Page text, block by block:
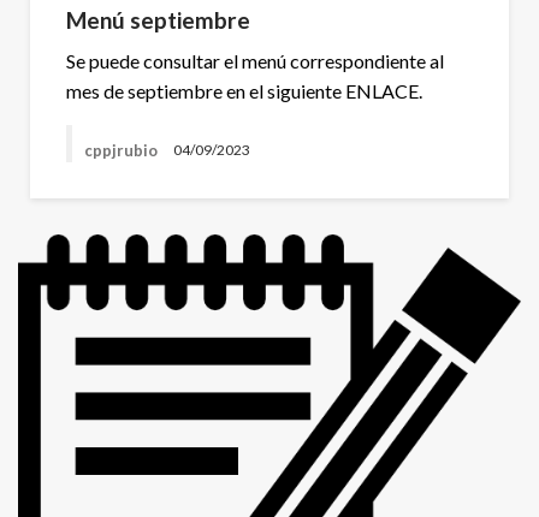
Menú septiembre
Se puede consultar el menú correspondiente al
mes de septiembre en el siguiente ENLACE.
cppjrubio 04/09/2023